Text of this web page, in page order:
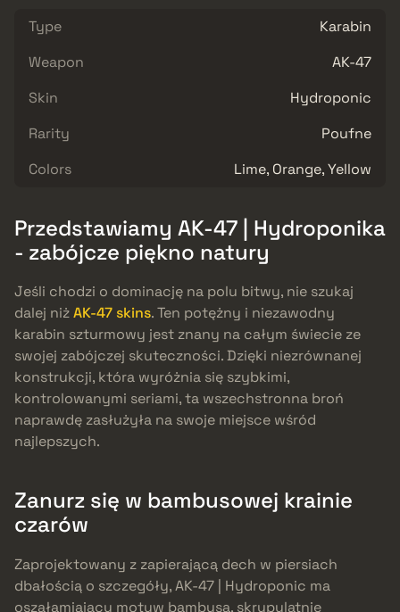
Type
Karabin
Weapon
AK-47
Skin
Hydroponic
Rarity
Poufne
Colors
Lime, Orange, Yellow
Przedstawiamy AK-47 | Hydroponika
- zabójcze piękno natury
Jeśli chodzi o dominację na polu bitwy, nie szukaj
dalej niżAK-47 skins. Ten potężny i niezawodny
karabin szturmowy jest znany na całym świecie ze
swojej zabójczej skuteczności. Dzięki niezrównanej
konstrukcji, która wyróżnia się szybkimi,
kontrolowanymi seriami, ta wszechstronna broń
naprawdę zasłużyła na swoje miejsce wśród
najlepszych.
Zanurz się w bambusowej krainie
czarów
Zaprojektowany z zapierającą dech w piersiach
dbałością o szczegóły, AK-47 | Hydroponic ma
oszałamiający motyw bambusa, skrupulatnie